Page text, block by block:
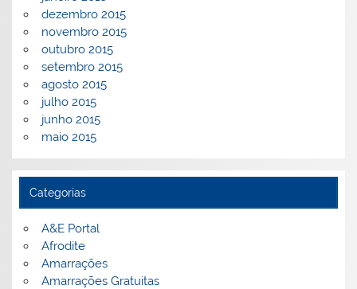
dezembro 2015
novembro 2015
outubro 2015
setembro 2015
agosto 2015
julho 2015
junho 2015
maio 2015
Categorias
A&E Portal
Afrodite
Amarrações
Amarrações Gratuitas